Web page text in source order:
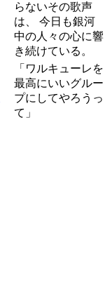
らないその歌声
は、 今日も銀河
中の人々の心に響
き続けている。
「ワルキューレを
最高にいいグルー
プにしてやろうっ
て」